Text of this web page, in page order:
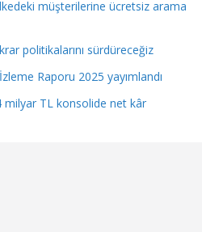
müşterilerine ücretsiz arama
politikalarını sürdüreceğiz
Raporu 2025 yayımlandı
milyar TL konsolide net kâr